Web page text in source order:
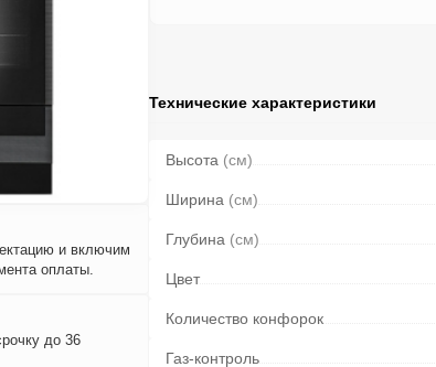
и включим
оплаты.
до 36
Технические характеристики
Высота (см)
Ширина (см)
Глубина (см)
Цвет
Количество конфорок
Газ-контроль